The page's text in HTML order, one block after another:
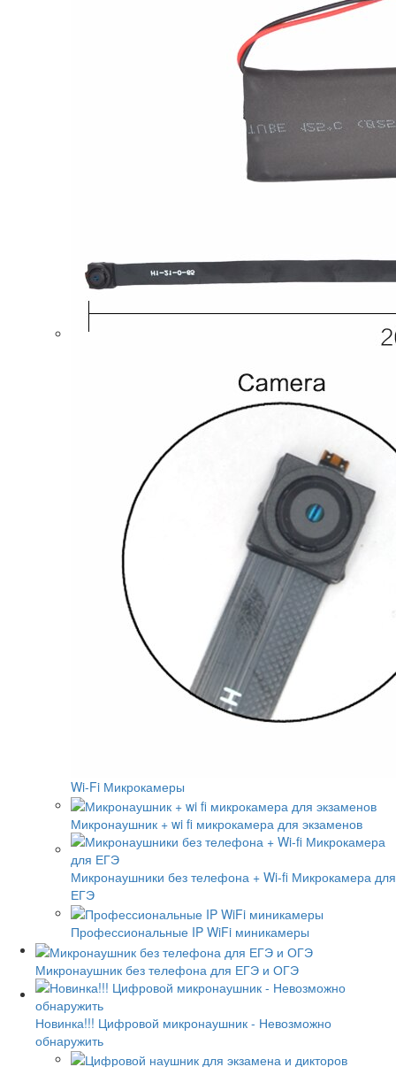
Wi-Fi Микрокамеры
Микронаушник + wi fi микрокамера для экзаменов
Микронаушники без телефона + Wi-fi Микрокамера для
ЕГЭ
Профессиональные IP WiFi миникамеры
Микронаушник без телефона для ЕГЭ и ОГЭ
Новинка!!! Цифровой микронаушник - Невозможно
обнаружить